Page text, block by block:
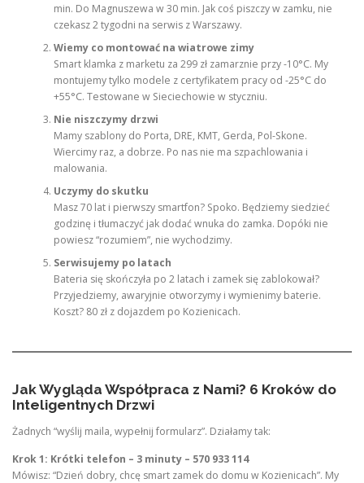
min. Do Magnuszewa w 30 min. Jak coś piszczy w zamku, nie
czekasz 2 tygodni na serwis z Warszawy.
Wiemy co montować na wiatrowe zimy
Smart klamka z marketu za 299 zł zamarznie przy -10°C. My
montujemy tylko modele z certyfikatem pracy od -25°C do
+55°C. Testowane w Sieciechowie w styczniu.
Nie niszczymy drzwi
Mamy szablony do Porta, DRE, KMT, Gerda, Pol-Skone.
Wiercimy raz, a dobrze. Po nas nie ma szpachlowania i
malowania.
Uczymy do skutku
Masz 70 lat i pierwszy smartfon? Spoko. Będziemy siedzieć
godzinę i tłumaczyć jak dodać wnuka do zamka. Dopóki nie
powiesz “rozumiem”, nie wychodzimy.
Serwisujemy po latach
Bateria się skończyła po 2 latach i zamek się zablokował?
Przyjedziemy, awaryjnie otworzymy i wymienimy baterie.
Koszt? 80 zł z dojazdem po Kozienicach.
Jak Wygląda Współpraca z Nami? 6 Kroków do
Inteligentnych Drzwi
Żadnych “wyślij maila, wypełnij formularz”. Działamy tak:
Krok 1: Krótki telefon – 3 minuty – 570 933 114
Mówisz: “Dzień dobry, chcę smart zamek do domu w Kozienicach”. My